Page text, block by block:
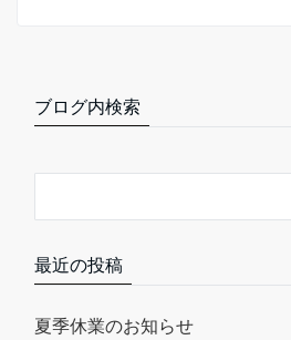
ブログ内検索
最近の投稿
夏季休業のお知らせ